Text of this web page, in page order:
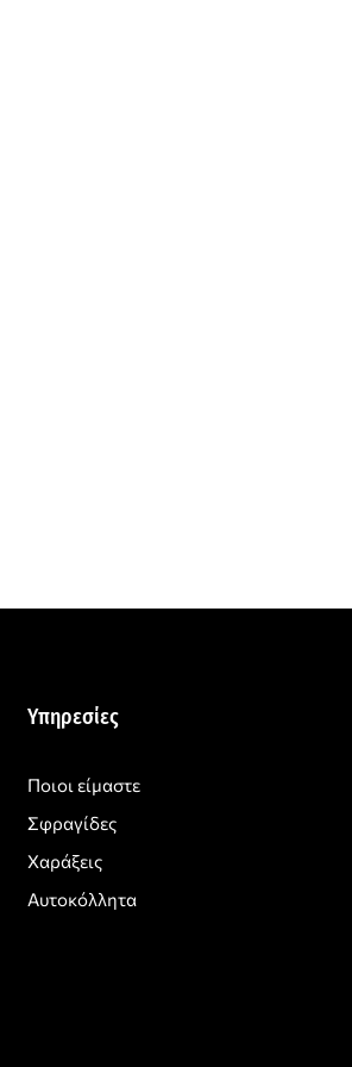
Υπηρεσίες
Ποιοι είμαστε
Σφραγίδες
Χαράξεις
Αυτοκόλλητα